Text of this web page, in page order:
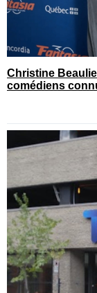
Christine
comédiens